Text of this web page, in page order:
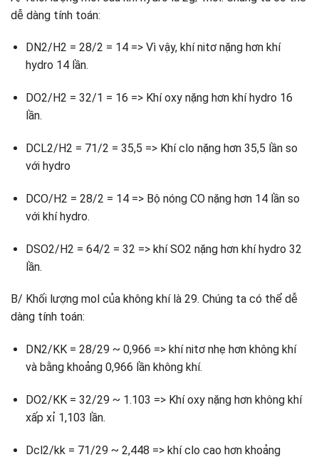
dễ dàng tính toán:
DN2/H2 = 28/2 = 14 => Vì vậy, khí nitơ nặng hơn khí
hydro 14 lần.
DO2/H2 = 32/1 = 16 => Khí oxy nặng hơn khí hydro 16
lần.
DCL2/H2 = 71/2 = 35,5 => Khí clo nặng hơn 35,5 lần so
với hydro
DCO/H2 = 28/2 = 14 => Bộ nóng CO nặng hơn 14 lần so
với khí hydro.
DSO2/H2 = 64/2 = 32 => khí SO2 nặng hơn khí hydro 32
lần.
B/ Khối lượng mol của không khí là 29. Chúng ta có thể dễ
dàng tính toán:
DN2/KK = 28/29 ~ 0,966 => khí nitơ nhẹ hơn không khí
và bằng khoảng 0,966 lần không khí.
DO2/KK = 32/29 ~ 1.103 => Khí oxy nặng hơn không khí
xấp xỉ 1,103 lần.
Dcl2/kk = 71/29 ~ 2,448 => khí clo cao hơn khoảng